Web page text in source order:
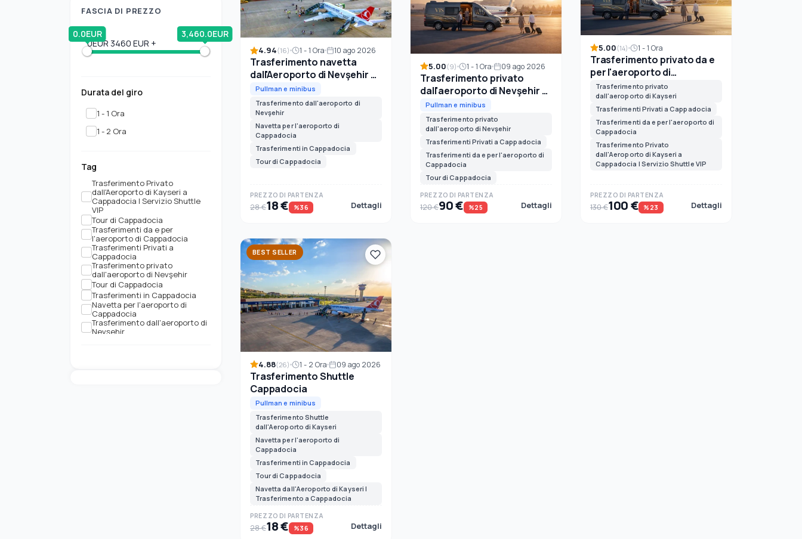
FASCIA DI PREZZO
0EUR 3460 EUR +
0.0EUR 3,460.0EUR
Durata del giro
1 - 1 Ora
1 - 2 Ora
Tag
Trasferimento Privato
dall'Aeroporto di Kayseri a
Cappadocia | Servizio Shuttle
VIP
Tour di Cappadocia
Trasferimenti da e per
l'aeroporto di Cappadocia
Trasferimenti Privati a
Cappadocia
Trasferimento privato
dall'aeroporto di Nevşehir
Tour di Cappadocia
Trasferimenti in Cappadocia
Navetta per l'aeroporto di
Cappadocia
Trasferimento dall'aeroporto di
Nevşehir
4.94(16) 1 - 1 Ora 10 ago 2026
Trasferimento navetta
dall'Aeroporto di Nevşehir a
Cappadocia
Pullman e minibus
Trasferimento dall'aeroporto di
Nevşehir
Navetta per l'aeroporto di
Cappadocia
Trasferimenti in Cappadocia
Tour di Cappadocia
PREZZO DI PARTENZA
28 €18 € %36 Dettagli
5.00(9) 1 - 1 Ora 09 ago 2026
Trasferimento privato
dall'aeroporto di Nevşehir a
Cappadocia
Pullman e minibus
Trasferimento privato
dall'aeroporto di Nevşehir
Trasferimenti Privati a Cappadocia
Trasferimenti da e per l'aeroporto di
Cappadocia
Tour di Cappadocia
PREZZO DI PARTENZA
120 €90 € %25 Dettagli
5.00(14) 1 - 1 Ora
Trasferimento privato da e
per l'aeroporto di
Cappadocia
Trasferimento privato
dall'aeroporto di Kayseri
Trasferimenti Privati a Cappadocia
Trasferimenti da e per l'aeroporto di
Cappadocia
Trasferimento Privato
dall'Aeroporto di Kayseri a
Cappadocia | Servizio Shuttle VIP
PREZZO DI PARTENZA
130 €100 € %23 Dettagli
BEST SELLER
4.88(26) 1 - 2 Ora 09 ago 2026
Trasferimento Shuttle
Cappadocia
Pullman e minibus
Trasferimento Shuttle
dall'Aeroporto di Kayseri
Navetta per l'aeroporto di
Cappadocia
Trasferimenti in Cappadocia
Tour di Cappadocia
Navetta dall'Aeroporto di Kayseri |
Trasferimento a Cappadocia
PREZZO DI PARTENZA
28 €18 € %36 Dettagli